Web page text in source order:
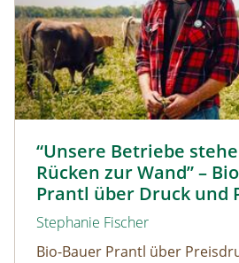
“Unsere Betriebe
Rücken zur Wand” –
Prantl über Druck und
Stephanie Fischer
Bio-Bauer Prantl über